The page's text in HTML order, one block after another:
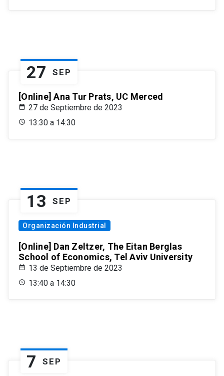
27 SEP
[Online] Ana Tur Prats, UC Merced
27 de Septiembre de 2023
13:30 a 14:30
13 SEP
Organización Industrial
[Online] Dan Zeltzer, The Eitan Berglas
School of Economics, Tel Aviv University
13 de Septiembre de 2023
13:40 a 14:30
7 SEP